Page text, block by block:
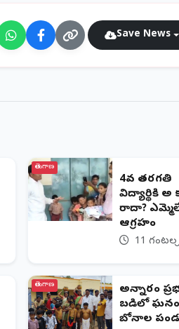
Save News
తెలంగాణ
4వ తరగతి
విద్యార్థికి అ
రాదా?
ఆగ్రహం
11 గంటల
తెలంగాణ
అన్నారం
బడిలో
బోనాల